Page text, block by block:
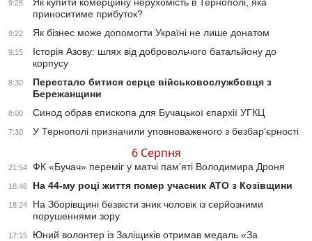
9:28
Як купити комерційну нерухомість в Тернополі, яка
приноситиме прибуток?
9:22 Як бізнес може допомогти Україні не лише донатом
9:15
Історія Азову: шлях від добровольчого батальйону до
корпусу
8:30
Перестало битися серце військовослужбовця з
Бережанщини
8:00 Синод обрав єпископа для Бучацької єпархії УГКЦ
7:30 У Тернополі призначили уповноваженого з безбар’єрності
6 Серпня
21:54 ФК «Бучач» переміг у матчі пам’яті Володимира Дроня
18:46 На 44-му році життя помер учасник АТО з Козівщини
18:24
На Зборівщині безвісти зник чоловік із серйозними
порушеннями зору
17:15
Юний волонтер із Заліщиків отримав медаль «За